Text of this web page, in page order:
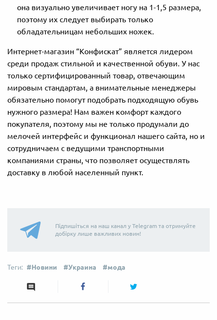
она визуально увеличивает ногу на 1-1,5 размера,
поэтому их следует выбирать только
обладательницам небольших ножек.
Интернет-магазин “Конфискат” является лидером
среди продаж стильной и качественной обуви. У нас
только сертифицированный товар, отвечающим
мировым стандартам, а внимательные менеджеры
обязательно помогут подобрать подходящую обувь
нужного размера! Нам важен комфорт каждого
покупателя, поэтому мы не только продумали до
мелочей интерфейс и функционал нашего сайта, но и
сотрудничаем с ведущими транспортными
компаниями страны, что позволяет осуществлять
доставку в любой населенный пункт.
Підпишіться на наш канал у Telegram та отримуйте
добірку лише важливих новин!
Новини Украина мода